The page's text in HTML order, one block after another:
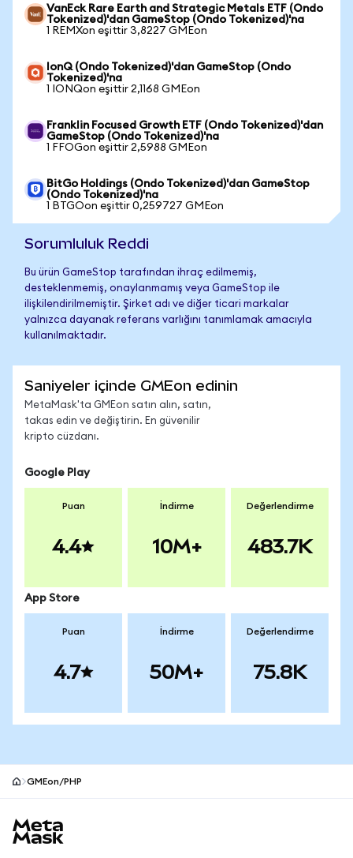
VanEck Rare Earth and Strategic Metals ETF (Ondo
Tokenized)'dan GameStop (Ondo Tokenized)'na
1 REMXon eşittir 3,8227 GMEon
IonQ (Ondo Tokenized)'dan GameStop (Ondo
Tokenized)'na
1 IONQon eşittir 2,1168 GMEon
Franklin Focused Growth ETF (Ondo Tokenized)'dan
GameStop (Ondo Tokenized)'na
1 FFOGon eşittir 2,5988 GMEon
BitGo Holdings (Ondo Tokenized)'dan GameStop
(Ondo Tokenized)'na
1 BTGOon eşittir 0,259727 GMEon
Sorumluluk Reddi
Bu ürün GameStop tarafından ihraç edilmemiş,
desteklenmemiş, onaylanmamış veya GameStop ile
ilişkilendirilmemiştir. Şirket adı ve diğer ticari markalar
yalnızca dayanak referans varlığını tanımlamak amacıyla
kullanılmaktadır.
Saniyeler içinde GMEon edinin
MetaMask'ta GMEon satın alın, satın,
takas edin ve değiştirin. En güvenilir
kripto cüzdanı.
Google Play
Puan
4.4
İndirme
10M+
Değerlendirme
483.7K
App Store
Puan
4.7
İndirme
50M+
Değerlendirme
75.8K
GMEon/PHP